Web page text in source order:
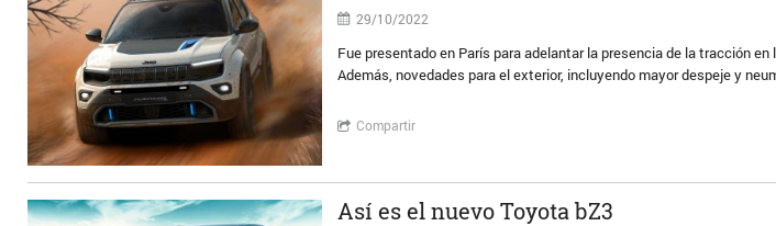
29/10/2022
Fue presentado en París para adelantar la presencia de la tracción
Además, novedades para el exterior, incluyendo mayor despeje y
Compartir
Así es el nuevo Toyota bZ3